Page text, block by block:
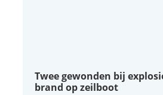
Twee gewonden bij
brand op zeilboot